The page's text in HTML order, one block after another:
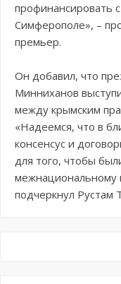
профинансировать
Симферополе», –
премьер.
Он добавил, что
Минниханов
между крымским
«Надеемся, что в
консенсус и
для того, чтобы
межнациональному
подчеркнул Рустам